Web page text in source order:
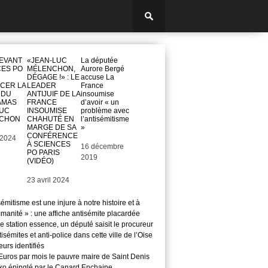
PO
LA
«JEAN-LUC
MÉLENCHON,
DÉGAGE !» : LE
LEADER
ANTIJUIF DE LA
FRANCE
INSOUMISE
CHAHUTÉ EN
MARGE DE SA
CONFÉRENCE
À SCIENCES
PO PARIS
(VIDÉO)
Date
23 avril 2024
La députée
Aurore Bergé
accuse La
France
insoumise
d’avoir « un
problème avec
l’antisémitisme
»
Date
16 décembre
2019
est une injure à notre histoire et à
» : une affiche antisémite placardée
station essence, un député saisit le procureur
et anti-police dans cette ville de l’Oise
identifiés
par mois le pauvre maire de Saint Denis